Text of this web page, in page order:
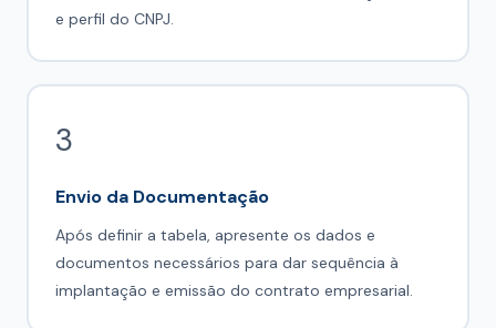
e perfil do CNPJ.
3
Envio da Documentação
Após definir a tabela, apresente os dados e
documentos necessários para dar sequência à
implantação e emissão do contrato empresarial.